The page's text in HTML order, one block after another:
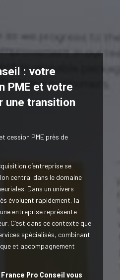
: votre
PME et votre
une transition
cession PME près de
d’entreprise se
central dans le domaine
Dans un univers
évoluent rapidement, la
entreprise représente
C’est dans ce contexte que
spécialisés, combinant
et accompagnement
Pro Conseil vous